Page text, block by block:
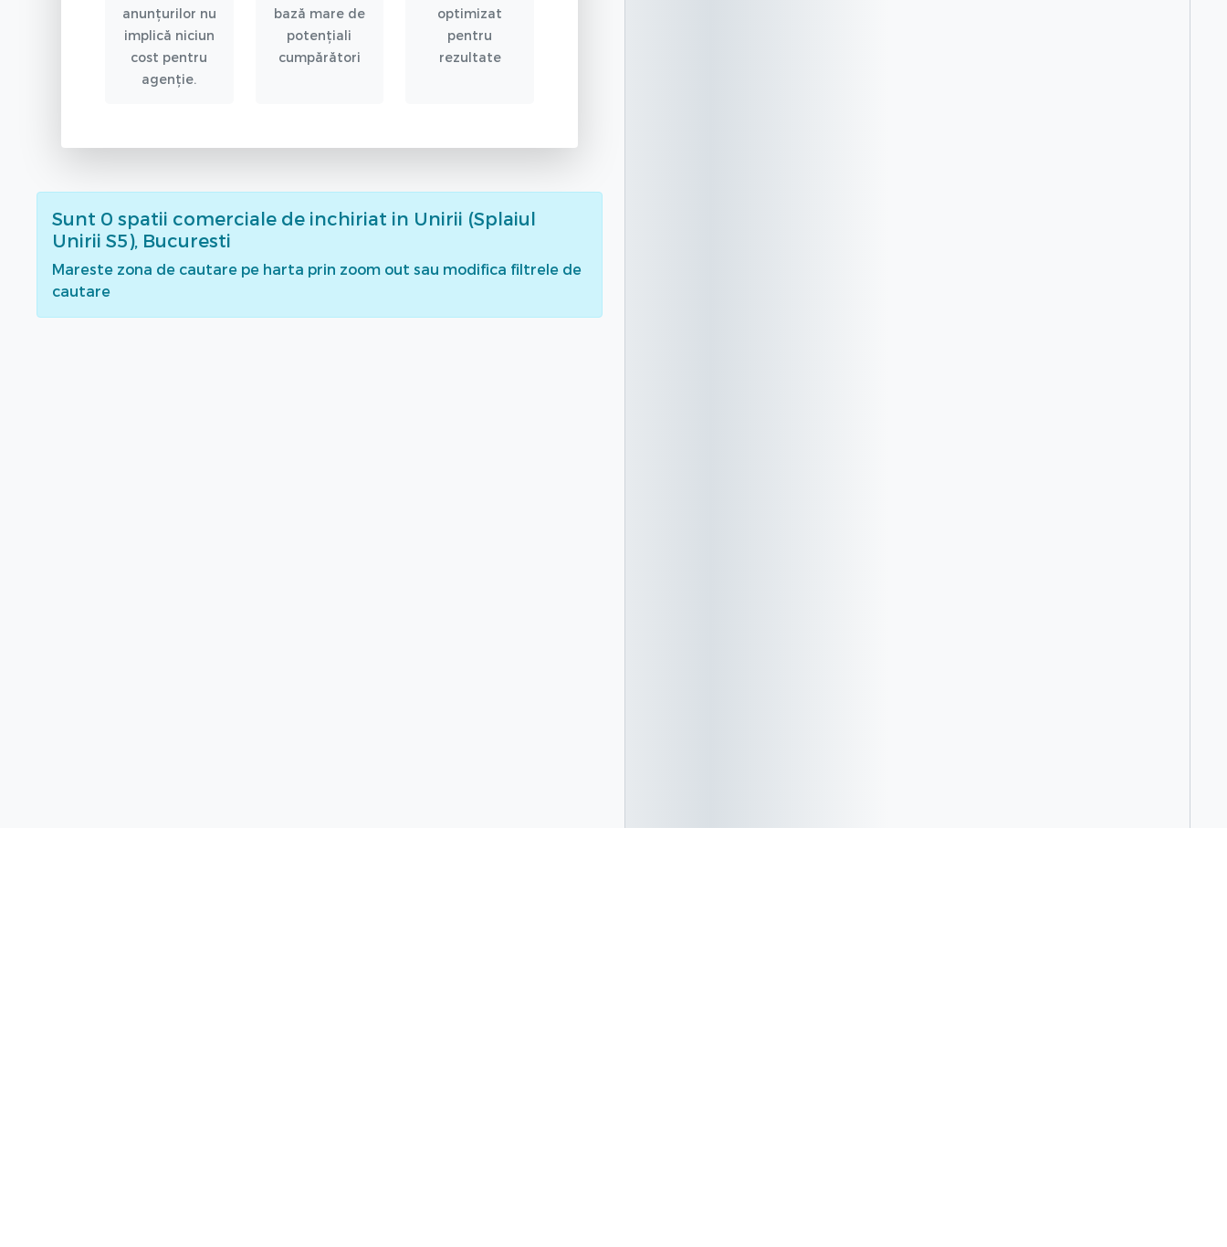
anunțurilor nu
implică niciun
cost pentru
agenție.
bază mare de
potențiali
cumpărători
optimizat
pentru
rezultate
Sunt 0 spatii comerciale de inchiriat in Unirii (Splaiul
Unirii S5), Bucuresti
Mareste zona de cautare pe harta prin zoom out sau modifica filtrele de
cautare